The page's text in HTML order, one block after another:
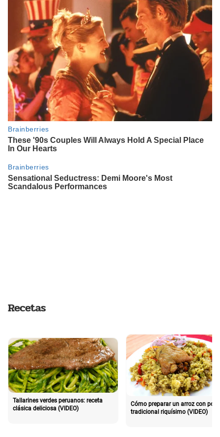
Recetas
Tallarines verdes peruanos: receta
clásica deliciosa (VIDEO)
Cómo preparar un arroz con pollo
tradicional riquísimo (VIDEO)